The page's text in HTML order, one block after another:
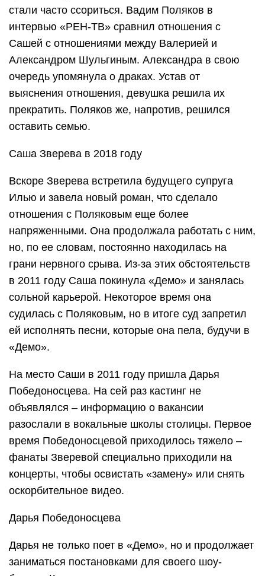
стали часто ссориться. Вадим Поляков в
интервью «РЕН-ТВ» сравнил отношения с
Сашей с отношениями между Валерией и
Александром Шульгиным. Александра в свою
очередь упомянула о драках. Устав от
выяснения отношения, девушка решила их
прекратить. Поляков же, напротив, решился
оставить семью.
Саша Зверева в 2018 году
Вскоре Зверева встретила будущего супруга
Илью и завела новый роман, что сделало
отношения с Поляковым еще более
напряженными. Она продолжала работать с ним,
но, по ее словам, постоянно находилась на
грани нервного срыва. Из-за этих обстоятельств
в 2011 году Саша покинула «Демо» и занялась
сольной карьерой. Некоторое время она
судилась с Поляковым, но в итоге суд запретил
ей исполнять песни, которые она пела, будучи в
«Демо».
На место Саши в 2011 году пришла Дарья
Победоносцева. На сей раз кастинг не
объявлялся – информацию о вакансии
разослали в вокальные школы столицы. Первое
время Победоносцевой приходилось тяжело –
фанаты Зверевой специально приходили на
концерты, чтобы освистать «замену» или снять
оскорбительное видео.
Дарья Победоносцева
Дарья не только поет в «Демо», но и продолжает
заниматься постановками для своего шоу-